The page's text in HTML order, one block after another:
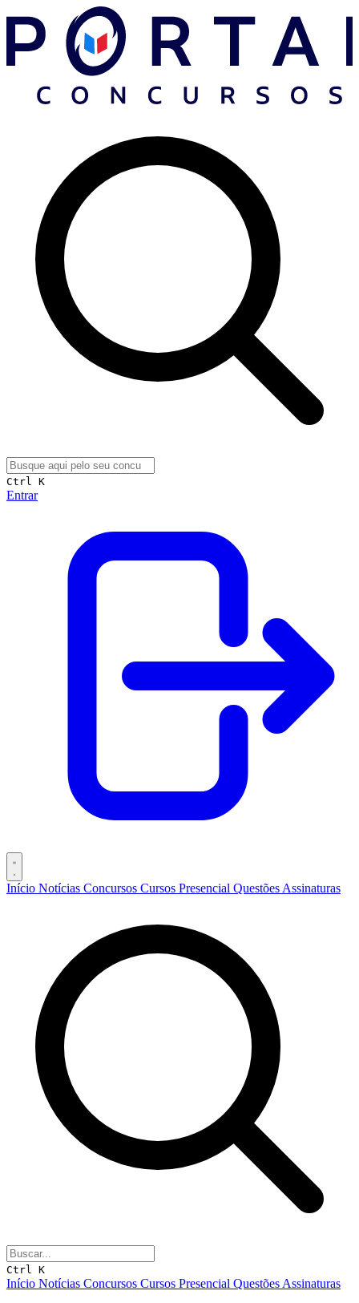
Ctrl K
Entrar
Início Notícias Concursos Cursos Presencial Questões Assinaturas
Ctrl K
Início Notícias Concursos Cursos Presencial Questões Assinaturas